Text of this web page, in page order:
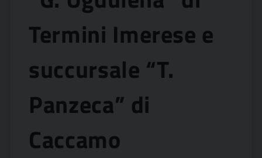
Termini Imerese e
succursale “T.
Panzeca” di
Caccamo